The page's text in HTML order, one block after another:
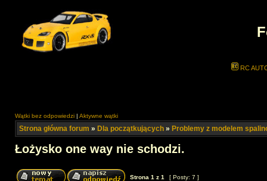
RC
Wątki bez odpowiedzi | Aktywne wątki
Strona główna forum » Dla początkujących » Problemy z modelem
Łożysko one way nie schodzi.
Strona 1 z 1 [ Posty: 7 ]